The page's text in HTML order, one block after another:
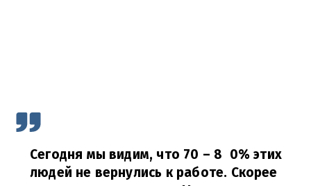
Сегодня мы видим, что 70 – 8 0% этих
людей не вернулись к работе. Скорее